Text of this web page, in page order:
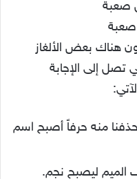
صعبة
هناك بعض الألغاز
تصل إلى الإجابة
منه حرفاً أصبح اسم
الميم ليصبح نجم.